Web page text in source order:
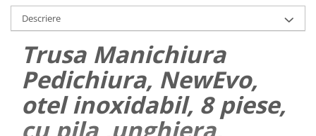
Descriere
Trusa Manichiura
Pedichiura, NewEvo,
otel inoxidabil, 8 piese,